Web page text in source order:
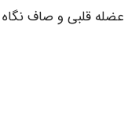
قلبی و صاف نگاه